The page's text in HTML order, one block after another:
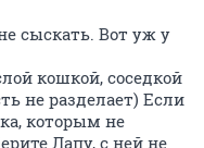
сыскать. Вот уж у
кошкой, соседкой
не разделает) Если
которым не
Лапу, с ней не